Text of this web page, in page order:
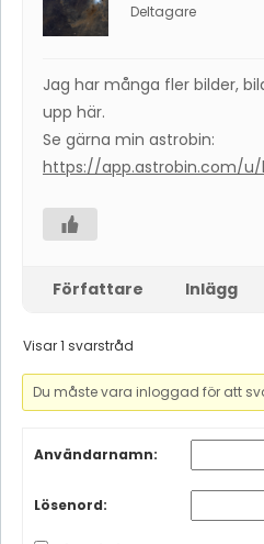
Deltagare
Jag har många fler bilder,
upp här.
Se gärna min astrobin:
https://app.astrobin.com/u/
Författare Inlägg
Visar 1 svarstråd
Du måste vara inloggad för att
Användarnamn:
Lösenord: